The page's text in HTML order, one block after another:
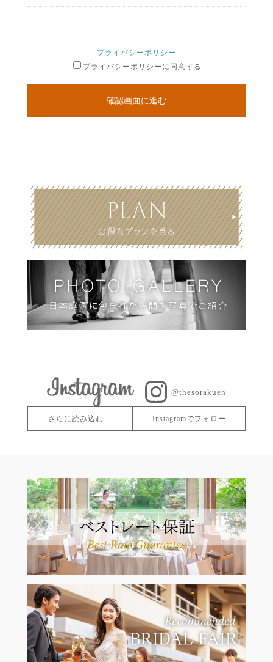
プライバシーポリシー
プライバシーポリシーに同意する
確認画面に進む
@thesorakuen
さらに読み込む… Instagramでフォロー